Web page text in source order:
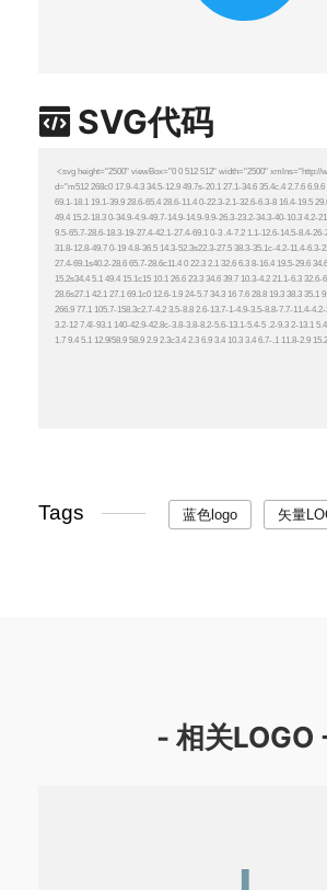
SVG代码
Tags 蓝色logo 矢量
- 相关LOGO